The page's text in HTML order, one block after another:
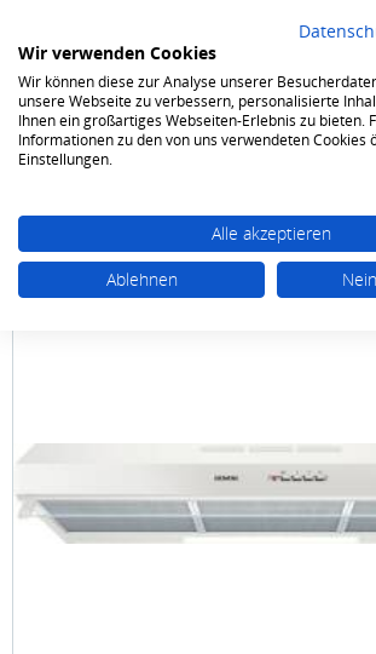
0
Kochen & Backen Dunstabzugshauben Hauben
Siemens LU 93 LCC20
Wir verwenden Cookies
Wir können diese zur Analyse unserer
unsere Webseite zu verbessern, personalisierte
Ihnen ein großartiges Webseiten-Erlebnis zu bieten.
Informationen zu den von uns verwendeten Cookies
Einstellungen.
Alle akzeptieren
Ablehnen